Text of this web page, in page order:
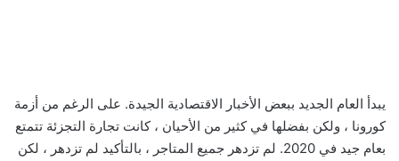
يبدأ العام الجديد ببعض الأخبار الاقتصادية الجيدة. على الرغم من أزمة
كورونا ، ولكن بفضلها في كثير من الأحيان ، كانت تجارة التجزئة تتمتع
بعام جيد في 2020. لم تزدهر جميع المتاجر ، بالتأكيد لم تزدهر ، لكن